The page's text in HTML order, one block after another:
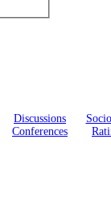
Discussions
Conferences